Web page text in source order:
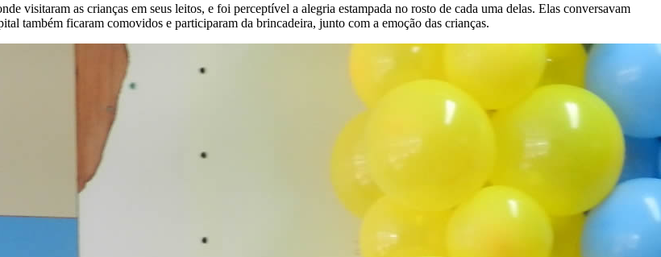
visitaram as crianças em seus leitos, e foi perceptível a alegria estampada no rosto de cada uma delas. Elas conversavam
também ficaram comovidos e participaram da brincadeira, junto com a emoção das crianças.